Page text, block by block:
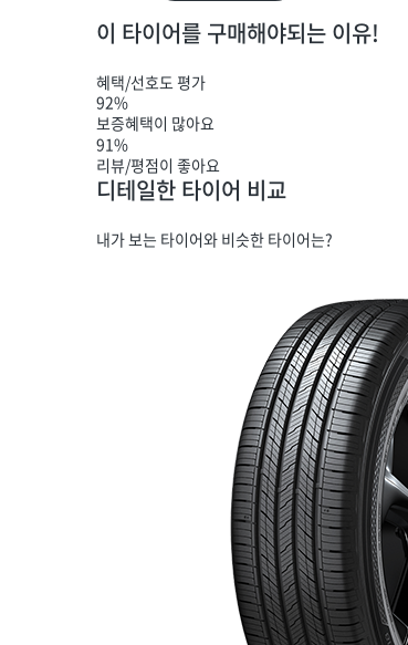
이 타이어를 구매해야되는 이유!
혜택/선호도 평가
92%
보증혜택이 많아요
91%
리뷰/평점이 좋아요
디테일한 타이어 비교
내가 보는 타이어와 비슷한 타이어는?